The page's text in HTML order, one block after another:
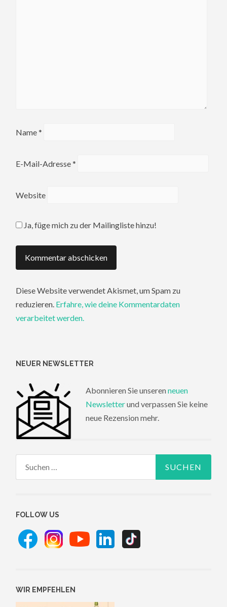
Name*
E-Mail-Adresse*
Website
Ja, füge mich zu der Mailingliste hinzu!
Diese Website verwendet Akismet, um Spam zu
reduzieren. Erfahre, wie deine Kommentardaten
verarbeitet werden.
NEUER NEWSLETTER
Abonnieren Sie unseren neuen
Newsletterund verpassen Sie keine
neue Rezension mehr.
FOLLOW US
WIR EMPFEHLEN